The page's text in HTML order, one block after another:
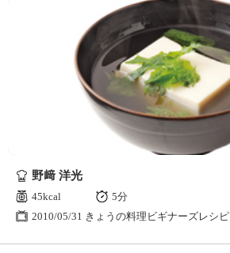
野﨑 洋光
45kcal
5分
2010/05/31 きょうの料理ビギナーズレシピ